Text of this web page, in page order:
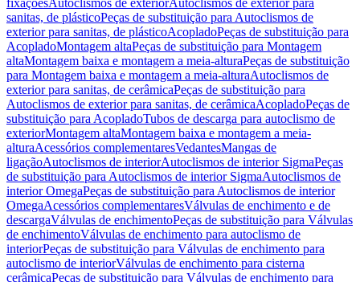
fixaçõesAutoclismos de exteriorAutoclismos de exterior para
sanitas, de plásticoPeças de substituição para Autoclismos de
exterior para sanitas, de plásticoAcopladoPeças de substituição para
AcopladoMontagem altaPeças de substituição para Montagem
altaMontagem baixa e montagem a meia-alturaPeças de substituição
para Montagem baixa e montagem a meia-alturaAutoclismos de
exterior para sanitas, de cerâmicaPeças de substituição para
Autoclismos de exterior para sanitas, de cerâmicaAcopladoPeças de
substituição para AcopladoTubos de descarga para autoclismo de
exteriorMontagem altaMontagem baixa e montagem a meia-
alturaAcessórios complementaresVedantesMangas de
ligaçãoAutoclismos de interiorAutoclismos de interior SigmaPeças
de substituição para Autoclismos de interior SigmaAutoclismos de
interior OmegaPeças de substituição para Autoclismos de interior
OmegaAcessórios complementaresVálvulas de enchimento e de
descargaVálvulas de enchimentoPeças de substituição para Válvulas
de enchimentoVálvulas de enchimento para autoclismo de
interiorPeças de substituição para Válvulas de enchimento para
autoclismo de interiorVálvulas de enchimento para cisterna
cerâmicaPeças de substituição para Válvulas de enchimento para